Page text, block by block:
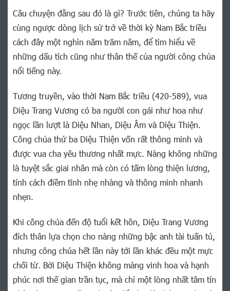
Câu chuyện đằng sau đó là gì? Trước tiên, chúng ta hãy
cùng ngược dòng lịch sử trở về thời kỳ Nam Bắc triều
cách đây một nghìn năm trăm năm, để tìm hiểu về
những dấu tích cũng như thân thế của người công chúa
nổi tiếng này.
Tương truyền, vào thời Nam Bắc triều (420-589), vua
Diệu Trang Vương có ba người con gái như hoa như
ngọc lần lượt là Diệu Nhan, Diệu Âm và Diệu Thiện.
Công chúa thứ ba Diệu Thiện vốn rất thông minh và
được vua cha yêu thương nhất mực. Nàng không những
là tuyệt sắc giai nhân mà còn có tấm lòng thiện lương,
tính cách điềm tĩnh nhẹ nhàng và thông minh nhanh
nhẹn.
Khi công chúa đến độ tuổi kết hôn, Diệu Trang Vương
đích thân lựa chọn cho nàng những bậc anh tài tuấn tú,
nhưng công chúa hết lần này tới lần khác đều một mực
chối từ. Bởi Diệu Thiện không màng vinh hoa và hạnh
phúc nơi thế gian trần tục, mà chỉ một lòng nhất tâm tín